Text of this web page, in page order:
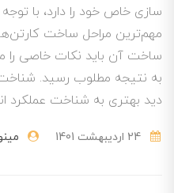
سازی خاص خود را دارد، با
مهم‌ترین مراحل ساخت
ساخت آن باید نکات خاصی را
به نتیجه مطلوب رسید.
دید بهتری به شناخت عملکرد